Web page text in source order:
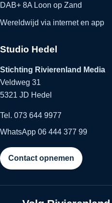
DAB+ 8A Loon op Zand
Wereldwijd via internet en app
Studio Hedel
Stichting Rivierenland Media
Veldweg 31
5321 JD Hedel
Tel. 073 644 9977
WhatsApp 06 444 377 99
Contact opnemen